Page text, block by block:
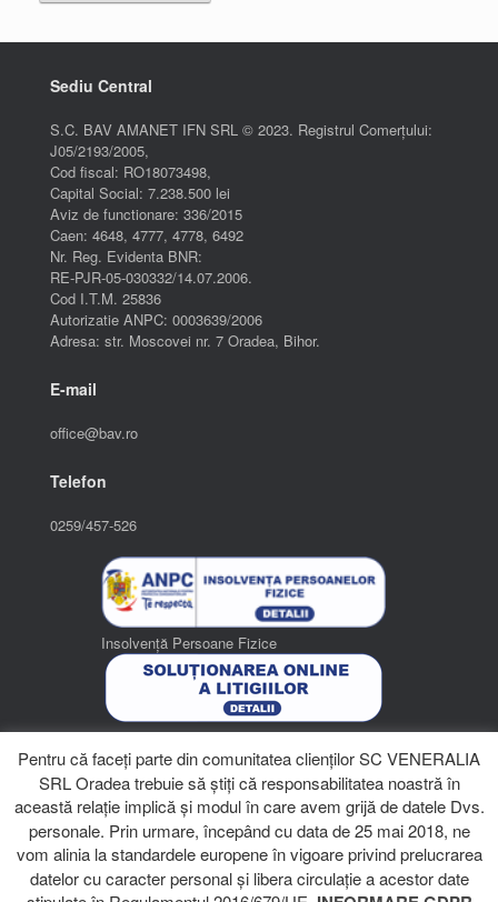
Sediu Central
S.C. BAV AMANET IFN SRL © 2023. Registrul Comerțului:
J05/2193/2005,
Cod fiscal: RO18073498,
Capital Social: 7.238.500 lei
Aviz de functionare: 336/2015
Caen: 4648, 4777, 4778, 6492
Nr. Reg. Evidenta BNR:
RE-PJR-05-030332/14.07.2006.
Cod I.T.M. 25836
Autorizatie ANPC: 0003639/2006
Adresa: str. Moscovei nr. 7 Oradea, Bihor.
E-mail
office@bav.ro
Telefon
0259/457-526
Insolvență Persoane Fizice
Solutionarea Online a Litigiilor
Română
Magyar
Pentru că faceţi parte din comunitatea clienților SC VENERALIA
SRL Oradea trebuie să știţi că responsabilitatea noastră în
această relație implică și modul în care avem grijă de datele Dvs.
personale. Prin urmare, începând cu data de 25 mai 2018, ne
vom alinia la standardele europene în vigoare privind prelucrarea
datelor cu caracter personal și libera circulație a acestor date